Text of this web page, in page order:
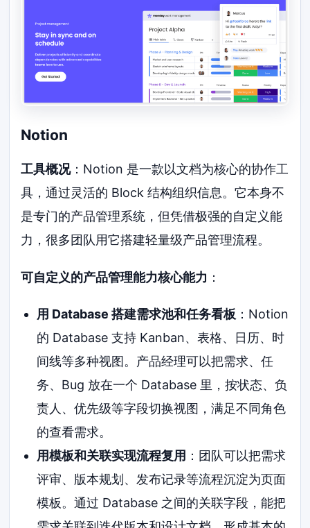
Notion
工具概况：Notion 是一款以文档为核心的协作工
具，通过灵活的 Block 结构组织信息。它本身不
是专门的产品管理系统，但凭借极强的自定义能
力，很多团队用它搭建轻量级产品管理流程。
可自定义的产品管理能力核心能力 ：
用 Database 搭建需求池和任务看板：Notion
的 Database 支持 Kanban、表格、日历、时
间线等多种视图。产品经理可以把需求、任
务、Bug 放在一个 Database 里，按状态、负
责人、优先级等字段切换视图，满足不同角色
的查看需求。
用模板和关联实现流程复用 ：团队可以把需求
评审、版本规划、发布记录等流程沉淀为页面
模板。通过 Database 之间的关联字段，能把